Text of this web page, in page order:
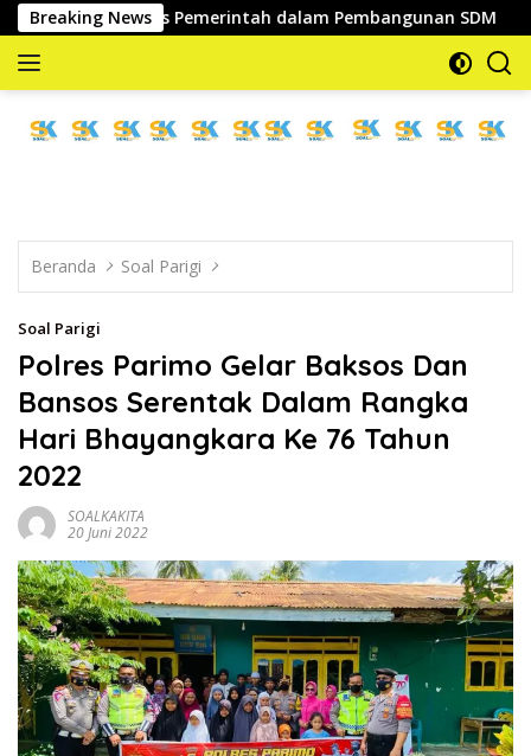
Langsung
ke
konten
Breaking News
Pemerintah dalam Pembangunan SDM
mengabarkan
Beranda Soal Parigi
Soal Parigi
Polres Parimo Gelar Baksos Dan
Bansos Serentak Dalam Rangka
Hari Bhayangkara Ke 76 Tahun
2022
SOALKAKITA
20 Juni 2022